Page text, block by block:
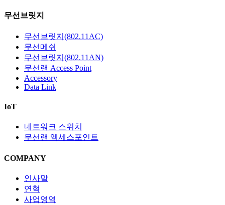
무선브릿지
무선브릿지(802.11AC)
무선메쉬
무선브릿지(802.11AN)
무선랜 Access Point
Accessory
Data Link
IoT
네트워크 스위치
무선랜 엑세스포인트
COMPANY
인사말
연혁
사업영역